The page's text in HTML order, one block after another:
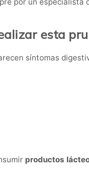
esta
síntomas
productos